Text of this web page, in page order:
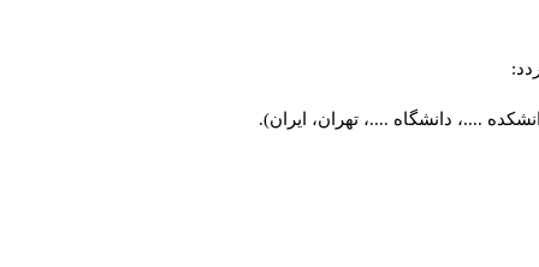
....، دانشگاه ....، تهران، ایران).